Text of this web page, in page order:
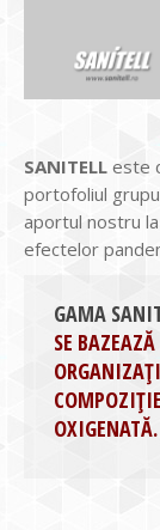
SANITELL este
portofoliul
aportul nostru
efectelor
GAMA
SE
OXIGENATĂ.